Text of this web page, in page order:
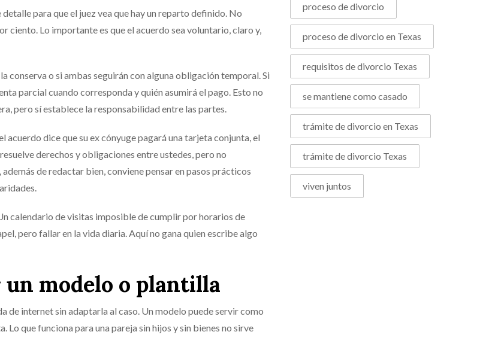
para que el juez vea que hay un reparto definido. No
ciento. Lo importante es que el acuerdo sea voluntario, claro y,
conserva o si ambas seguirán con alguna obligación temporal. Si
parcial cuando corresponda y quién asumirá el pago. Esto no
pero sí establece la responsabilidad entre las partes.
dice que su ex cónyuge pagará una tarjeta conjunta, el
derechos y obligaciones entre ustedes, pero no
de redactar bien, conviene pensar en pasos prácticos
calendario de visitas imposible de cumplir por horarios de
pero fallar en la vida diaria. Aquí no gana quien escribe algo
modelo o plantilla
de internet sin adaptarla al caso. Un modelo puede servir como
que funciona para una pareja sin hijos y sin bienes no sirve
proceso de divorcio
proceso de divorcio en Texas
requisitos de divorcio Texas
se mantiene como casado
trámite de divorcio en Texas
trámite de divorcio Texas
viven juntos